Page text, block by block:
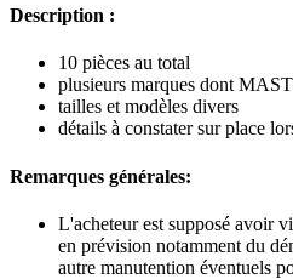
Description :
10 pièces au total
plusieurs marques dont
tailles et modèles divers
détails à constater sur place
Remarques générales:
L'acheteur est supposé avoir
en prévision notamment du
autre manutention éventuels